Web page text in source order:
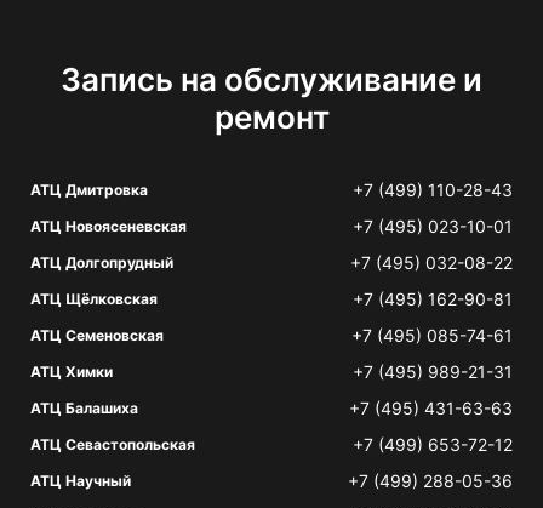
Запись на обслуживание и
ремонт
АТЦ Дмитровка +7 (499) 110-28-43
АТЦ Новоясеневская +7 (495) 023-10-01
АТЦ Долгопрудный +7 (495) 032-08-22
АТЦ Щёлковская +7 (495) 162-90-81
АТЦ Семеновская +7 (495) 085-74-61
АТЦ Химки +7 (495) 989-21-31
АТЦ Балашиха +7 (495) 431-63-63
АТЦ Севастопольская +7 (499) 653-72-12
АТЦ Научный +7 (499) 288-05-36